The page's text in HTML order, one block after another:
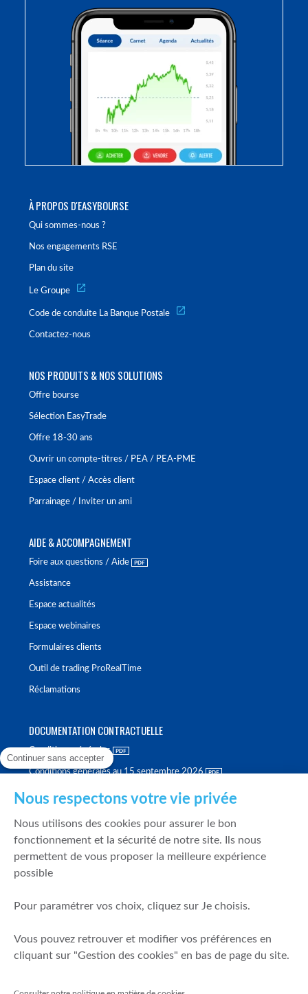
À PROPOS D'EASYBOURSE
Qui sommes-nous ?
Nos engagements RSE
Plan du site
Le Groupe
Code de conduite La Banque Postale
Contactez-nous
NOS PRODUITS & NOS SOLUTIONS
Offre bourse
Sélection EasyTrade
Offre 18-30 ans
Ouvrir un compte-titres / PEA / PEA-PME
Espace client / Accès client
Parrainage / Inviter un ami
AIDE & ACCOMPAGNEMENT
Foire aux questions / Aide
Assistance
Espace actualités
Espace webinaires
Formulaires clients
Outil de trading ProRealTime
Réclamations
DOCUMENTATION CONTRACTUELLE
Conditions générales
Conditions générales au 15 septembre 2026
Politique de meilleure sélection
Politique de durabilité
Fonds de garantie des dépôts et de résolution
Mentions légales
Prévention de la fraude
Continuer sans accepter
Nous respectons votre vie privée
Nous utilisons des cookies pour assurer le bon
fonctionnement et la sécurité de notre site. Ils nous
permettent de vous proposer la meilleure expérience
possible
Pour paramétrer vos choix, cliquez sur Je choisis.
Vous pouvez retrouver et modifier vos préférences en
cliquant sur "Gestion des cookies" en bas de page du site.